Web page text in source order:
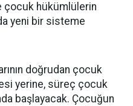
çocuk hükümlülerin
yeni bir sisteme
doğrudan çocuk
yerine, süreç çocuk
başlayacak. Çocuğun